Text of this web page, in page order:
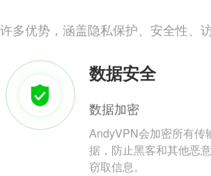
多优势，涵盖隐私保护、安全性、
数据安全
数据加密
AndyVPN会加密所有传
据，防止黑客和其他恶
窃取信息。